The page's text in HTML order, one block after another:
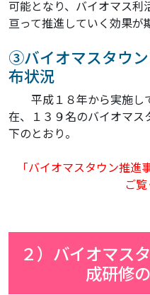
可能となり、バイオマス
亘って推進していく効果が
③バイオマスタウ
布状況
平成１８年から実施し
在、１３９名のバイオマ
下のとおり。
「バイオマスタウン推
ご
２）バイオマス
成研修